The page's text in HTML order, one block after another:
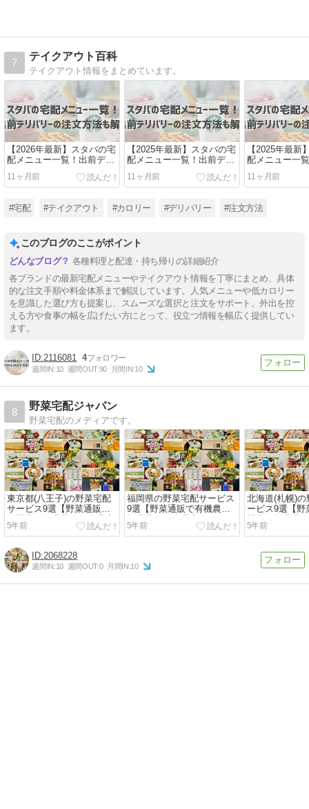
7
テイクアウト百科
テイクアウト情報をまとめています。
【2026年最新】スタバの宅
配メニュー一覧！出前デリ
バリーの注文方法も解説
11ヶ月前
【2025年最新】スタバの宅
配メニュー一覧！出前デリ
バリーの注文方法も解説
11ヶ月前
【2025年最新
配メニュー一
バリーの注文
11ヶ月前
#宅配 #テイクアウト #カロリー #デリバリー #注文方法
このブログのここがポイント
各種料理と配達・持ち帰りの詳細紹介
各ブランドの最新宅配メニューやテイクアウト情報を丁寧にまとめ、具体
的な注文手順や料金体系まで解説しています。人気メニューや低カロリー
を意識した選び方も提案し、スムーズな選択と注文をサポート。外出を控
える方や食事の幅を広げたい方にとって、役立つ情報を幅広く提供してい
ます。
2116081 4
週間IN:10 週間OUT:90 月間IN:10
8
野菜宅配ジャパン
野菜宅配のメディアです。
東京都(八王子)の野菜宅配
サービス9選【野菜通販で
有機農・無農薬・個人農家
でオーガニック配達】
5年前
福岡県の野菜宅配サービス
9選【野菜通販で有機農・
無農薬・個人農家でオーガ
ニック配達】
5年前
北海道(札幌)の
ービス9選【野
機農・無農薬
オーガニック
5年前
2068228
週間IN:10 週間OUT:0 月間IN:10